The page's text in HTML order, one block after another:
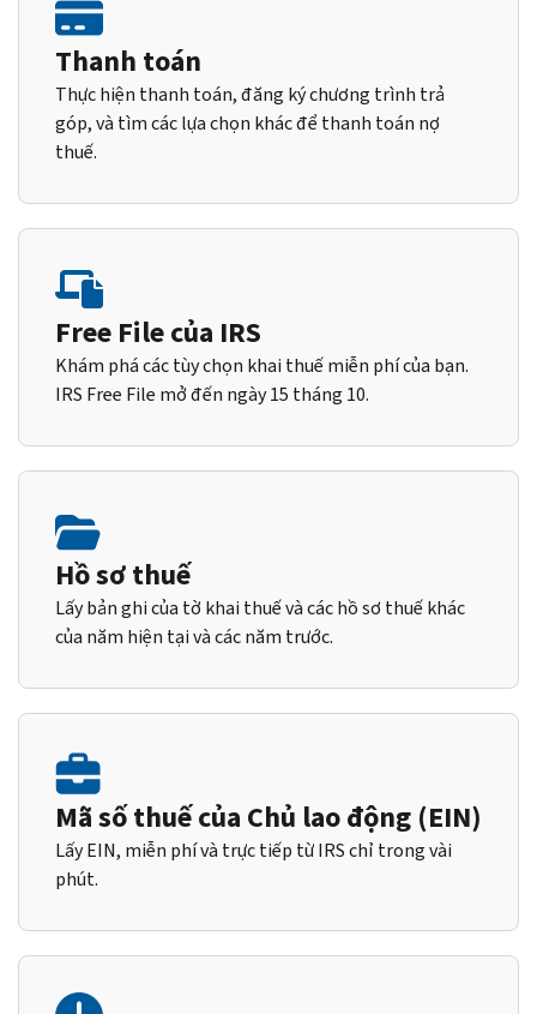
Thanh toán
Thực hiện thanh toán, đăng ký chương trình trả
góp, và tìm các lựa chọn khác để thanh toán nợ
thuế.
Free File của IRS
Khám phá các tùy chọn khai thuế miễn phí của bạn.
IRS Free File mở đến ngày 15 tháng 10.
Hồ sơ thuế
Lấy bản ghi của tờ khai thuế và các hồ sơ thuế khác
của năm hiện tại và các năm trước.
Mã số thuế của Chủ lao động (EIN)
Lấy EIN, miễn phí và trực tiếp từ IRS chỉ trong vài
phút.